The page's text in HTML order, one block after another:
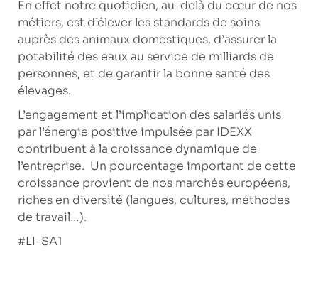
En effet notre quotidien, au-delà du cœur de nos
métiers, est d’élever les standards de soins
auprès des animaux domestiques, d’assurer la
potabilité des eaux au service de milliards de
personnes, et de garantir la bonne santé des
élevages.
L’engagement et l’implication des salariés unis
par l’énergie positive impulsée par IDEXX
contribuent à la croissance dynamique de
l’entreprise. Un pourcentage important de cette
croissance provient de nos marchés européens,
riches en diversité (langues, cultures, méthodes
de travail…).
#LI-SA1